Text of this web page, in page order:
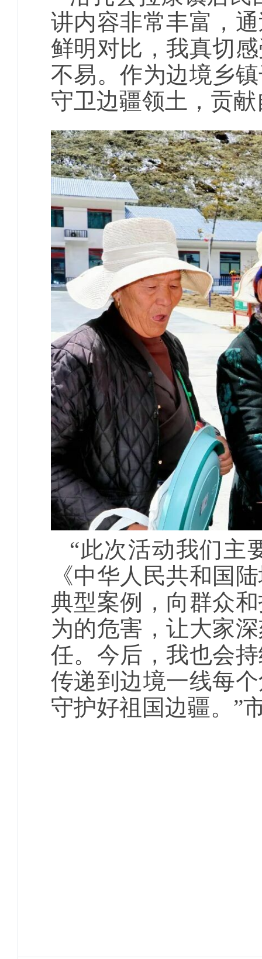
讲内容非常丰富，
鲜明对比，我真切
不易。作为边境乡
守卫边疆领土，贡
“此次活动我们主
《中华人民共和国
典型案例，向群众
为的危害，让大家
任。今后，我也会
传递到边境一线每
守护好祖国边疆。”